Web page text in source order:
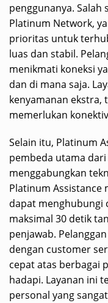
penggunanya.
Platinum Network,
prioritas untuk
luas dan stabil.
menikmati koneksi
dan di mana saja.
kenyamanan ekstra,
memerlukan
Selain itu, Platinum
pembeda utama
menggabungkan
Platinum Assistance
dapat menghubungi
maksimal 30 detik
penjawab.
dengan customer
cepat atas berbagai
hadapi. Layanan ini
personal yang